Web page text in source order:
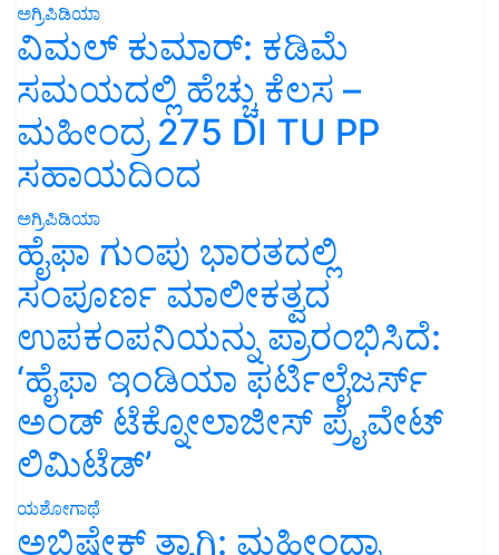
ಅಗ್ರಿಪಿಡಿಯಾ
ವಿಮಲ್ ಕುಮಾರ್: ಕಡಿಮೆ
ಸಮಯದಲ್ಲಿ ಹೆಚ್ಚು ಕೆಲಸ –
ಮಹೀಂದ್ರ 275 DI TU PP
ಸಹಾಯದಿಂದ
ಅಗ್ರಿಪಿಡಿಯಾ
ಹೈಫಾ ಗುಂಪು ಭಾರತದಲ್ಲಿ
ಸಂಪೂರ್ಣ ಮಾಲೀಕತ್ವದ
ಉಪಕಂಪನಿಯನ್ನು ಪ್ರಾರಂಭಿಸಿದೆ:
‘ಹೈಫಾ ಇಂಡಿಯಾ ಫರ್ಟಿಲೈಜರ್ಸ್
ಅಂಡ್ ಟೆಕ್ನೋಲಾಜೀಸ್ ಪ್ರೈವೇಟ್
ಲಿಮಿಟೆಡ್’
ಯಶೋಗಾಥೆ
ಅಭಿಷೇಕ್ ತ್ಯಾಗಿ: ಮಹೀಂದ್ರಾ